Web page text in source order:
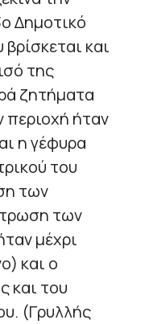
Δημοτικό
και
της
ζητήματα
ήταν
η γέφυρα
του
των
των
μέχρι
και ο
και του
(Γρυλλής